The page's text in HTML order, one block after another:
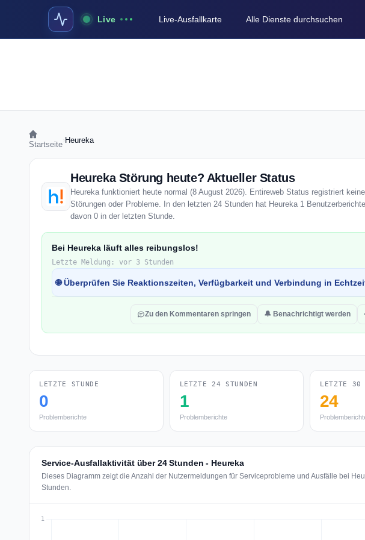
Live Live-Ausfallkarte Alle Dienste durchsuchen
Startseite Heureka
Heureka Störung heute? Aktueller Status
Heureka funktioniert heute normal (8 August 2026). Entireweb Status registriert
Störungen oder Probleme. In den letzten 24 Stunden hat Heureka 1
davon 0 in der letzten Stunde.
Bei Heureka läuft alles reibungslos!
Letzte Meldung: vor 3 Stunden
🌐 Überprüfen Sie Reaktionszeiten, Verfügbarkeit und Verbindung in
Zu den Kommentaren springen 🔔 Benachrichtigt werden
LETZTE STUNDE
0
Problemberichte
LETZTE 24 STUNDEN
1
Problemberichte
LETZTE 30
24
Service-Ausfallaktivität über 24 Stunden - Heureka
Dieses Diagramm zeigt die Anzahl der Nutzermeldungen für Serviceprobleme und Ausfälle bei
Stunden.